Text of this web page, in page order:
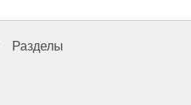
Разделы